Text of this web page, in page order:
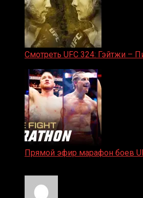
Смотреть UFC 324: Гэйтжи –
Прямой эфир марафон боев